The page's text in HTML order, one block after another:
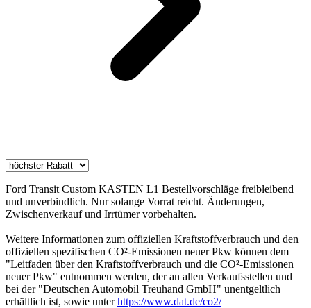
Ford Transit Custom KASTEN L1 Bestellvorschläge freibleibend
und unverbindlich. Nur solange Vorrat reicht. Änderungen,
Zwischenverkauf und Irrtümer vorbehalten.
Weitere Informationen zum offiziellen Kraftstoffverbrauch und den
offiziellen spezifischen CO²-Emissionen neuer Pkw können dem
"Leitfaden über den Kraftstoffverbrauch und die CO²-Emissionen
neuer Pkw" entnommen werden, der an allen Verkaufsstellen und
bei der "Deutschen Automobil Treuhand GmbH" unentgeltlich
erhältlich ist, sowie unterhttps://www.dat.de/co2/